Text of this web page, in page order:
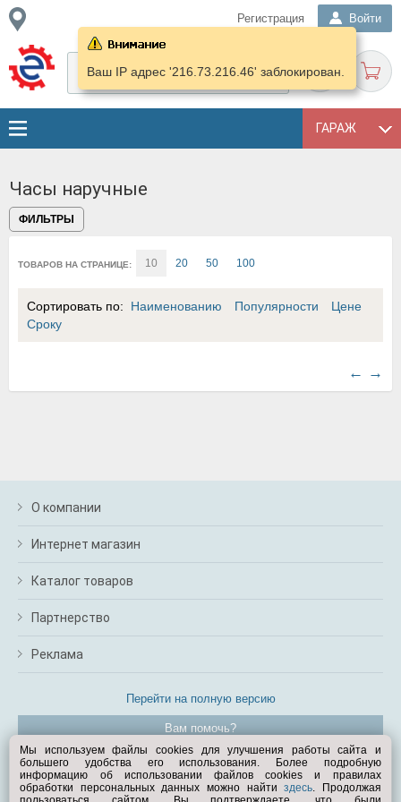
Регистрация Войти
ГАРАЖ
Ваш IP адрес '216.73.216.46' заблокирован.
Часы наручные
ФИЛЬТРЫ
ТОВАРОВ НА СТРАНИЦЕ: 10 20 50 100
Сортировать по: Наименованию Популярности
Цене
Сроку
← →
О компании
Интернет магазин
Каталог товаров
Партнерство
Реклама
Перейти на полную версию
Вам помочь?
© Exist.ru 1998—2026
Мы используем файлы cookies для улучшения работы сайта и
большего удобства его использования. Более подробную
информацию об использовании файлов cookies и правилах
обработки персональных данных можно найтиздесь. Продолжая